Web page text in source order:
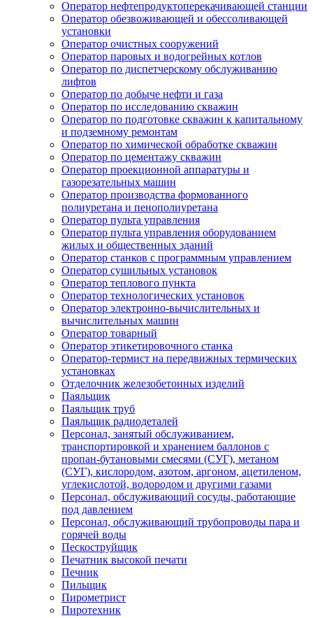
Оператор нефтепродуктоперекачивающей станции
Оператор обезвоживающей и обессоливающей
установки
Оператор очистных сооружений
Оператор паровых и водогрейных котлов
Оператор по диспетчерскому обслуживанию
лифтов
Оператор по добыче нефти и газа
Оператор по исследованию скважин
Оператор по подготовке скважин к капитальному
и подземному ремонтам
Оператор по химической обработке скважин
Оператор по цементажу скважин
Оператор проекционной аппаратуры и
газорезательных машин
Оператор производства формованного
полиуретана и пенополиуретана
Оператор пульта управления
Оператор пульта управления оборудованием
жилых и общественных зданий
Оператор станков с программным управлением
Оператор сушильных установок
Оператор теплового пункта
Оператор технологических установок
Оператор электронно-вычислительных и
вычислительных машин
Оператор товарный
Оператор этикетировочного станка
Оператор-термист на передвижных термических
установках
Отделочник железобетонных изделий
Паяльщик
Паяльщик труб
Паяльщик радиодеталей
Персонал, занятый обслуживанием,
транспортировкой и хранением баллонов с
пропан-бутановыми смесями (СУГ), метаном
(СУГ), кислородом, азотом, аргоном, ацетиленом,
углекислотой, водородом и другими газами
Персонал, обслуживающий сосуды, работающие
под давлением
Персонал, обслуживающий трубопроводы пара и
горячей воды
Пескоструйщик
Печатник высокой печати
Печник
Пильщик
Пирометрист
Пиротехник